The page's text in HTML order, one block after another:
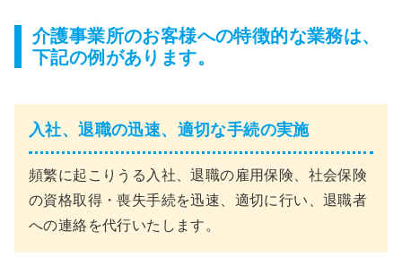
介護事業所のお客様への特徴的な業務は、
下記の例があります。
入社、退職の迅速、適切な手続の実施
頻繁に起こりうる入社、退職の雇用保険、社会保険
の資格取得・喪失手続を迅速、適切に行い、退職者
への連絡を代行いたします。